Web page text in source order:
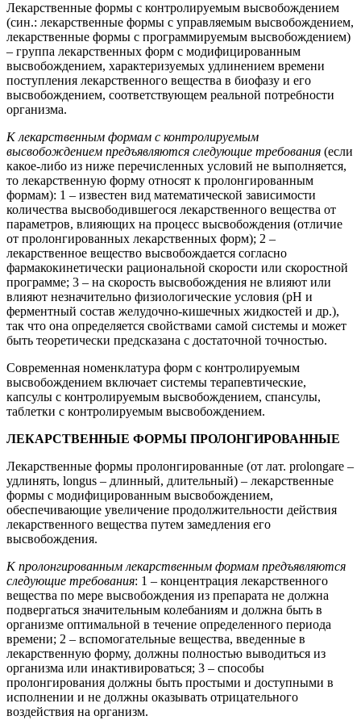
Лекарственные формы с контролируемым высвобождением
(син.: лекарственные формы с управляемым высвобождением,
лекарственные формы с программируемым высвобождением)
– группа лекарственных форм с модифицированным
высвобождением, характеризуемых удлинением времени
поступления лекарственного вещества в биофазу и его
высвобождением, соответствующем реальной потребности
организма.
К лекарственным формам с контролируемым
высвобождением предъявляются следующие требования (если
какое-либо из ниже перечисленных условий не выполняется,
то лекарственную форму относят к пролонгированным
формам): 1 – известен вид математической зависимости
количества высвободившегося лекарственного вещества от
параметров, влияющих на процесс высвобождения (отличие
от пролонгированных лекарственных форм); 2 –
лекарственное вещество высвобождается согласно
фармакокинетически рациональной скорости или скоростной
программе; 3 – на скорость высвобождения не влияют или
влияют незначительно физиологические условия (рН и
ферментный состав желудочно-кишечных жидкостей и др.),
так что она определяется свойствами самой системы и может
быть теоретически предсказана с достаточной точностью.
Современная номенклатура форм с контролируемым
высвобождением включает системы терапевтические,
капсулы с контролируемым высвобождением, спансулы,
таблетки с контролируемым высвобождением.
ЛЕКАРСТВЕННЫЕ ФОРМЫ ПРОЛОНГИРОВАННЫЕ
Лекарственные формы пролонгированные (от лат. prolongare –
удлинять, longus – длинный, длительный) – лекарственные
формы с модифицированным высвобождением,
обеспечивающие увеличение продолжительности действия
лекарственного вещества путем замедления его
высвобождения.
К пролонгированным лекарственным формам предъявляются
следующие требования: 1 – концентрация лекарственного
вещества по мере высвобождения из препарата не должна
подвергаться значительным колебаниям и должна быть в
организме оптимальной в течение определенного периода
времени; 2 – вспомогательные вещества, введенные в
лекарственную форму, должны полностью выводиться из
организма или инактивироваться; 3 – способы
пролонгирования должны быть простыми и доступными в
исполнении и не должны оказывать отрицательного
воздействия на организм.